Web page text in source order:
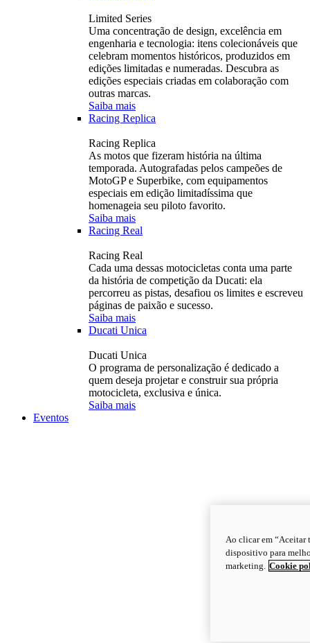
Limited Series
Uma concentração de design, excelência em
engenharia e tecnologia: itens colecionáveis ​​que
celebram momentos históricos, produzidos em
edições limitadas e numeradas. Descubra as
edições especiais criadas em colaboração com
outras marcas.
Saiba mais
Racing Replica
Racing Replica
As motos que fizeram história na última
temporada. Autografadas pelos campeões de
MotoGP e Superbike, com equipamentos
especiais em edição limitadíssima que
homenageia seu piloto favorito.
Saiba mais
Racing Real
Racing Real
Cada uma dessas motocicletas conta uma parte
da história de competição da Ducati: ela
percorreu as pistas, desafiou os limites e escreveu
páginas de paixão e sucesso.
Saiba mais
Ducati Unica
Ducati Unica
O programa de personalização é dedicado a
quem deseja projetar e construir sua própria
motocicleta, exclusiva e única.
Saiba mais
Eventos
Ao clicar em “Aceitar
dispositivo para
marketing. Cookie